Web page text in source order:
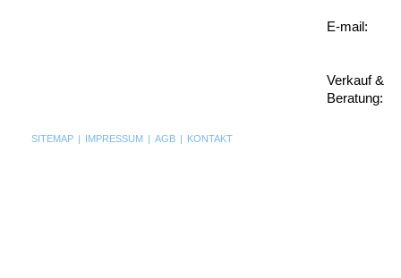
E-mail:
Verkauf &
Beratung:
SITEMAP | IMPRESSUM | AGB | KONTAKT